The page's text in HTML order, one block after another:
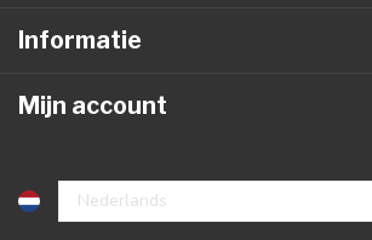
Informatie
Mijn account